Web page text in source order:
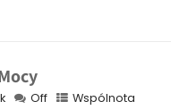
Off Wspólnota